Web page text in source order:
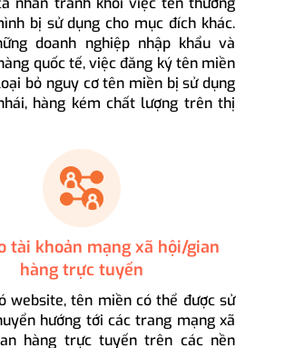
bị sử dụng cho mục đích khác.
doanh nghiệp nhập khẩu và
quốc tế, việc đăng ký tên miền
bỏ nguy cơ tên miền bị sử dụng
hàng kém chất lượng trên thị
tài khoản mạng xã hội/gian
hàng trực tuyến
website, tên miền có thể được sử
hướng tới các trang mạng xã
hàng trực tuyến trên các nền